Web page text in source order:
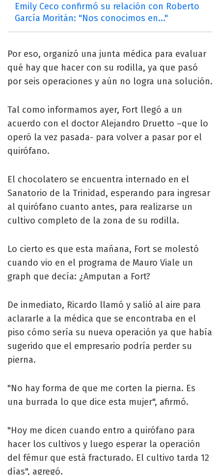
Emily Ceco confirmó su relación con Roberto
García Moritán: "Nos conocimos en..."
Por eso, organizó una junta médica para evaluar
qué hay que hacer con su rodilla, ya que pasó
por seis operaciones y aún no logra una solución.
Tal como informamos ayer, Fort llegó a un
acuerdo con el doctor Alejandro Druetto –que lo
operó la vez pasada- para volver a pasar por el
quirófano.
El chocolatero se encuentra internado en el
Sanatorio de la Trinidad, esperando para ingresar
al quirófano cuanto antes, para realizarse un
cultivo completo de la zona de su rodilla.
Lo cierto es que esta mañana, Fort se molestó
cuando vio en el programa de Mauro Viale un
graph que decía: ¿Amputan a Fort?
De inmediato, Ricardo llamó y salió al aire para
aclararle a la médica que se encontraba en el
piso cómo sería su nueva operación ya que había
sugerido que el empresario podría perder su
pierna.
"No hay forma de que me corten la pierna. Es
una burrada lo que dice esta mujer", afirmó.
"Hoy me dicen cuando entro a quirófano para
hacer los cultivos y luego esperar la operación
del fémur que está fracturado. El cultivo tarda 12
días", agregó.